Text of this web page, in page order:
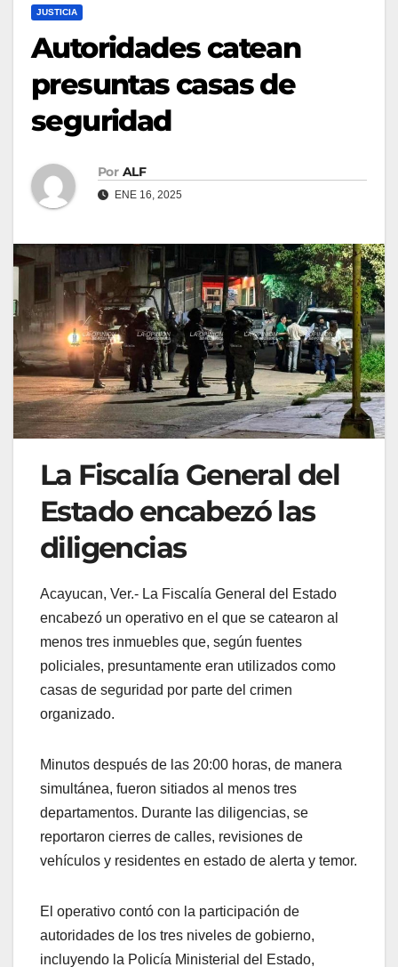
JUSTICIA
Autoridades catean
presuntas casas de
seguridad
Por ALF
ENE 16, 2025
La Fiscalía General del
Estado encabezó las
diligencias
Acayucan, Ver.- La Fiscalía General del Estado
encabezó un operativo en el que se catearon al
menos tres inmuebles que, según fuentes
policiales, presuntamente eran utilizados como
casas de seguridad por parte del crimen
organizado.
Minutos después de las 20:00 horas, de manera
simultánea, fueron sitiados al menos tres
departamentos. Durante las diligencias, se
reportaron cierres de calles, revisiones de
vehículos y residentes en estado de alerta y temor.
El operativo contó con la participación de
autoridades de los tres niveles de gobierno,
incluyendo la Policía Ministerial del Estado,